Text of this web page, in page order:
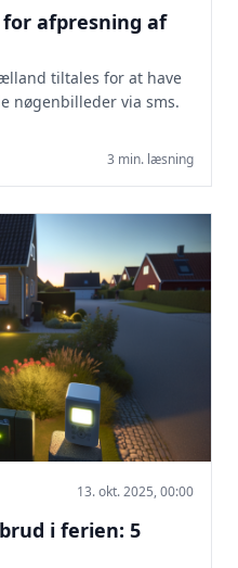
afpresning af
tiltales for at have
nøgenbilleder via sms.
3 min. læsning
13. okt. 2025, 00:00
i ferien: 5